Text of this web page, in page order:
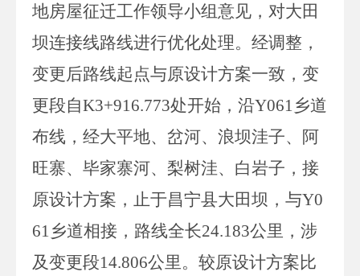
地房屋征迁工作领导小组意见，对大田
坝连接线路线进行优化处理。 经调整，
变更后路线起点与原设计方案一致，变
更段自K3+916.773处开始，沿Y061乡道
布线，经大平地、岔河、浪坝洼子、阿
旺寨、毕家寨河、梨树洼、白岩子，接
原设计方案， 止于昌宁县大田坝，与Y0
61乡道相接，路线全长24.183公里，涉
及变更段14.806公里。较原设计方案比